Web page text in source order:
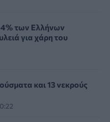
των Ελλήνων
για χάρη του
και 13 νεκρούς